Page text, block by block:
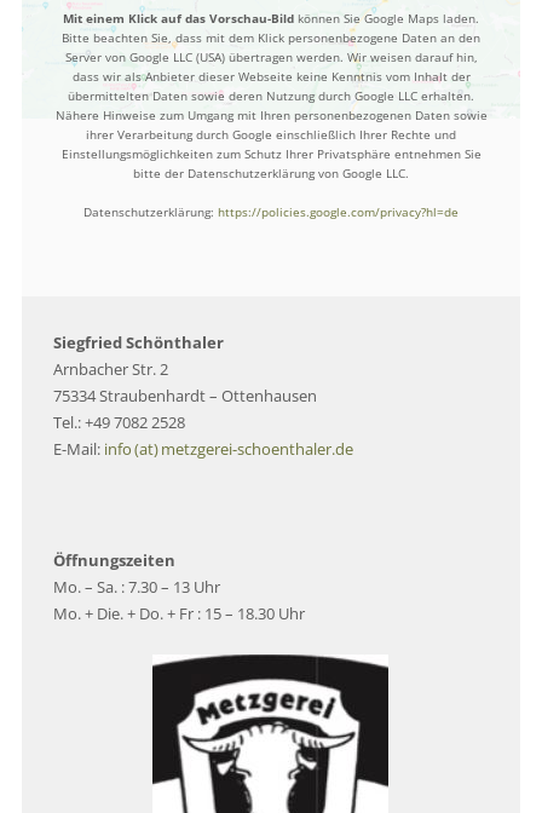
Mit einem Klick auf das Vorschau-Bild können Sie Google Maps laden.
Bitte beachten Sie, dass mit dem Klick personenbezogene Daten an den
Server von Google LLC (USA) übertragen werden. Wir weisen darauf hin,
dass wir als Anbieter dieser Webseite keine Kenntnis vom Inhalt der
übermittelten Daten sowie deren Nutzung durch Google LLC erhalten.
Nähere Hinweise zum Umgang mit Ihren personenbezogenen Daten sowie
ihrer Verarbeitung durch Google einschließlich Ihrer Rechte und
Einstellungsmöglichkeiten zum Schutz Ihrer Privatsphäre entnehmen Sie
bitte der Datenschutzerklärung von Google LLC.
Datenschutzerklärung: https://policies.google.com/privacy?hl=de
Siegfried Schönthaler
Arnbacher Str. 2
75334 Straubenhardt – Ottenhausen
Tel.: +49 7082 2528
E-Mail: info (at) metzgerei-schoenthaler.de
Öffnungszeiten
Mo. – Sa. : 7.30 – 13 Uhr
Mo. + Die. + Do. + Fr : 15 – 18.30 Uhr